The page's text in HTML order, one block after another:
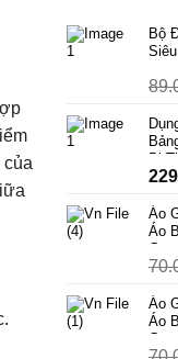
của
Bộ
Bị
Áo
Áo
Áo
Áo